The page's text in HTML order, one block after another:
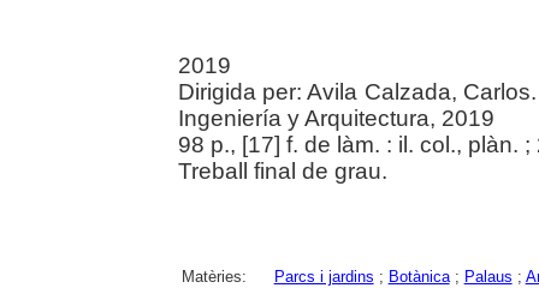
2019
Dirigida per: Avila Calzada,
Ingeniería y Arquitectura, 2019
98 p., [17] f. de làm. : il. col., plàn. ;
Treball final de grau.
Matèries: Parcs i jardins ; Botànica; Palaus ;